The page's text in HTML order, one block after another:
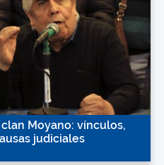
Moyano: vínculos,
judiciales